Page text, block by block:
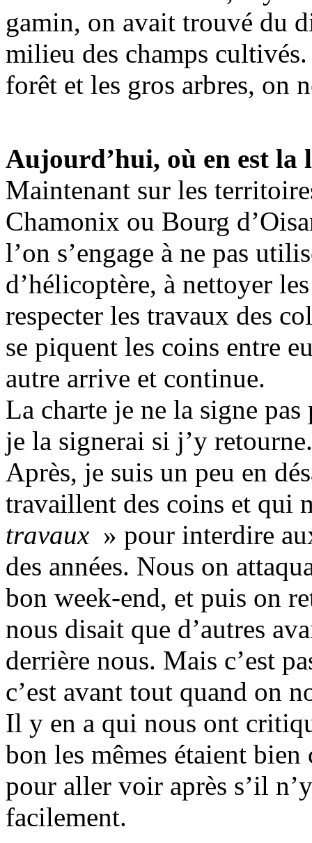
gamin, on avait trouvé du
milieu des champs
forêt et les gros arbres, on
Aujourd’hui, où en est la
Maintenant sur les
Chamonix ou Bourg
l’on s’engage à ne pas
d’hélicoptère, à nettoyer
respecter les travaux des
se piquent les coins entre
autre arrive et continue.
La charte je ne la signe
je la signerai si j’y retourne.
Après, je suis un peu en
travaillent des coins et qui
travaux » pour interdire
des années. Nous on
bon week-end, et puis on
nous disait que d’autres
derrière nous. Mais c’est
c’est avant tout quand on
Il y en a qui nous ont
bon les mêmes étaient bien
pour aller voir après s’il
facilement.